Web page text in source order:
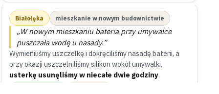
Białołęka mieszkanie w nowym budownictwie
„W nowym mieszkaniu bateria przy umywalce
puszczała wodę u nasady.”
Wymieniliśmy uszczelkę i dokręciliśmy nasadę baterii, a
przy okazji uszczelniliśmy silikon wokół umywalki,
usterkę usunęliśmy w niecałe dwie godziny.